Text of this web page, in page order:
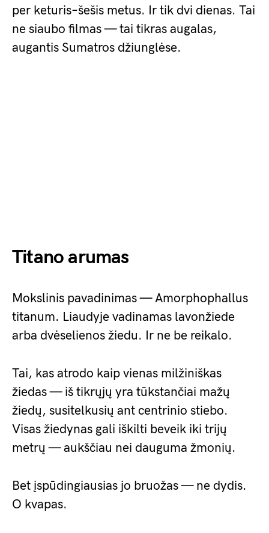
per keturis–šešis metus. Ir tik dvi dienas. Tai
ne siaubo filmas — tai tikras augalas,
augantis Sumatros džiunglėse.
Titano arumas
Mokslinis pavadinimas — Amorphophallus
titanum. Liaudyje vadinamas lavonžiede
arba dvėselienos žiedu. Ir ne be reikalo.
Tai, kas atrodo kaip vienas milžiniškas
žiedas — iš tikrųjų yra tūkstančiai mažų
žiedų, susitelkusių ant centrinio stiebo.
Visas žiedynas gali iškilti beveik iki trijų
metrų — aukščiau nei dauguma žmonių.
Bet įspūdingiausias jo bruožas — ne dydis.
O kvapas.